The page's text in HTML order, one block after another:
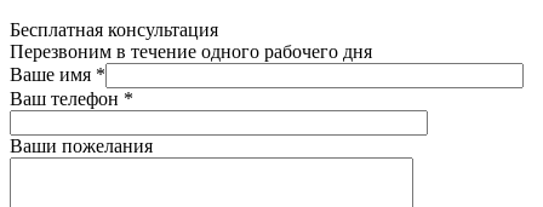
Бесплатная консультация
Перезвоним в течение одного рабочего дня
Ваше имя *
Ваш телефон *
Ваши пожелания